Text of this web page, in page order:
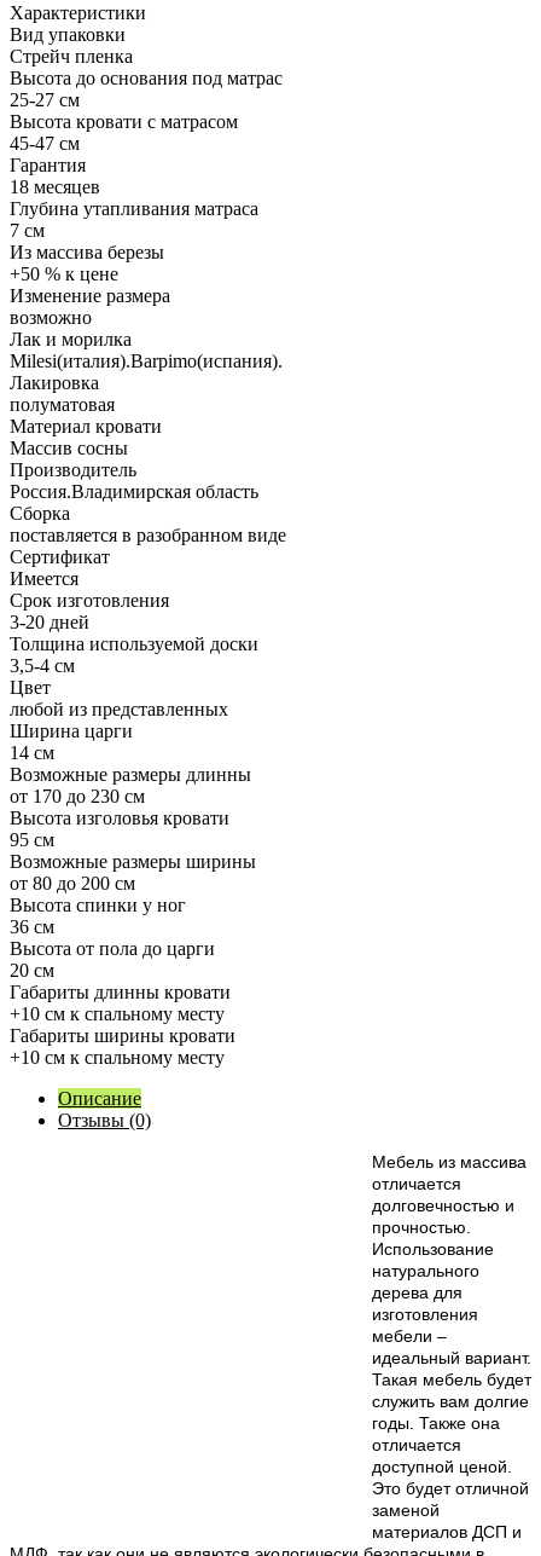
Характеристики
Вид упаковки
Стрейч пленка
Высота до основания под матрас
25-27 см
Высота кровати с матрасом
45-47 см
Гарантия
18 месяцев
Глубина утапливания матраса
7 см
Из массива березы
+50 % к цене
Изменение размера
возможно
Лак и морилка
Milesi(италия).Barpimo(испания).
Лакировка
полуматовая
Материал кровати
Массив сосны
Производитель
Россия.Владимирская область
Сборка
поставляется в разобранном виде
Сертификат
Имеется
Срок изготовления
3-20 дней
Толщина используемой доски
3,5-4 см
Цвет
любой из представленных
Ширина царги
14 см
Возможные размеры длинны
от 170 до 230 см
Высота изголовья кровати
95 см
Возможные размеры ширины
от 80 до 200 см
Высота спинки у ног
36 см
Высота от пола до царги
20 см
Габариты длинны кровати
+10 см к спальному месту
Габариты ширины кровати
+10 см к спальному месту
Описание
Отзывы (0)
Мебель из массива
отличается
долговечностью и
прочностью.
Использование
натурального
дерева для
изготовления
мебели –
идеальный вариант.
Такая мебель будет
служить вам долгие
годы. Также она
отличается
доступной ценой.
Это будет отличной
заменой
материалов ДСП и